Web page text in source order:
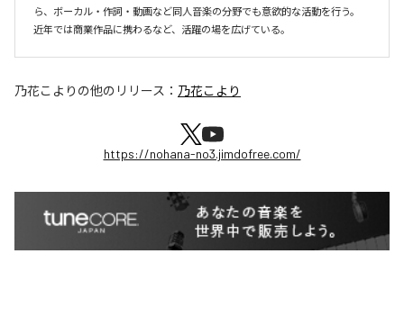
ら、ボーカル・作詞・動画など同人音楽の分野でも意欲的な活動を行う。
近年では商業作品に携わるなど、活躍の場を広げている。
乃花こより の他のリリース： 乃花こより
https://nohana-no3.jimdofree.com/